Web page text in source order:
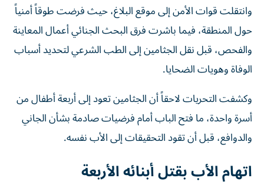
وانتقلت قوات الأمن إلى موقع البلاغ، حيث فرضت طوقاً أمنياً
حول المنطقة، فيما باشرت فرق البحث الجنائي أعمال المعاينة
والفحص، قبل نقل الجثامين إلى الطب الشرعي لتحديد أسباب
الوفاة وهويات الضحايا.
وكشفت التحريات لاحقاً أن الجثامين تعود إلى أربعة أطفال من
أسرة واحدة، ما فتح الباب أمام فرضيات صادمة بشأن الجاني
والدوافع، قبل أن تقود التحقيقات إلى الأب نفسه.
اتهام الأب بقتل أبنائه الأربعة